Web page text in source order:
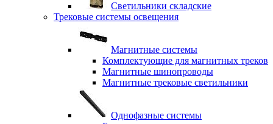
Светильники складские
Трековые системы освещения
Магнитные системы
Комплектующие для магнитных треков
Магнитные шинопроводы
Магнитные трековые светильники
Однофазные системы